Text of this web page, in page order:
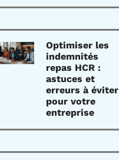
Optimiser les
indemnités
repas HCR :
astuces et
erreurs à éviter
pour votre
entreprise